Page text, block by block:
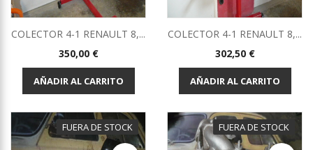
COLECTOR 4-1 RENAULT 8,...
Precio
350,00 €
AÑADIR AL CARRITO
COLECTOR 4-1 RENAULT 8,...
Precio
302,50 €
AÑADIR AL CARRITO
FUERA DE STOCK FUERA DE STOCK